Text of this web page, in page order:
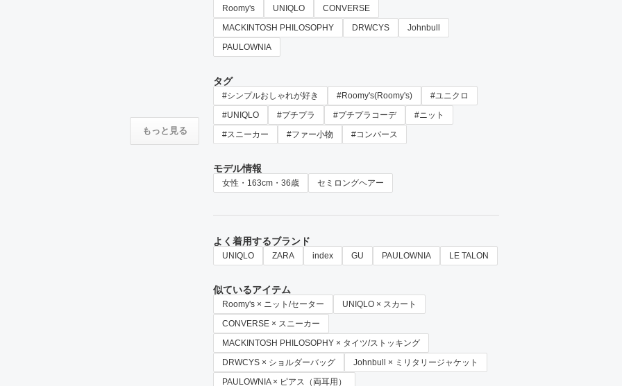
Roomy's UNIQLO
CONVERSE
MACKINTOSH PHILOSOPHY
DRWCYS
Johnbull
PAULOWNIA
タグ
#シンプルおしゃれが好き #Roomy's(Roomy's)
#ユニクロ
#UNIQLO
#プチプラ #プチプラコーデ
#ニット
#スニーカー
#ファー小物 #コンバース
モデル情報
女性・163cm・36歳 セミロングヘアー
よく着用するブランド
UNIQLO ZARA index GU PAULOWNIA LE TALON
似ているアイテム
Roomy's × ニット/セーター
UNIQLO × スカート
CONVERSE × スニーカー
MACKINTOSH PHILOSOPHY × タイツ/ストッキング
DRWCYS × ショルダーバッグ
Johnbull × ミリタリージャケット
PAULOWNIA × ピアス（両耳用）
もっと見る